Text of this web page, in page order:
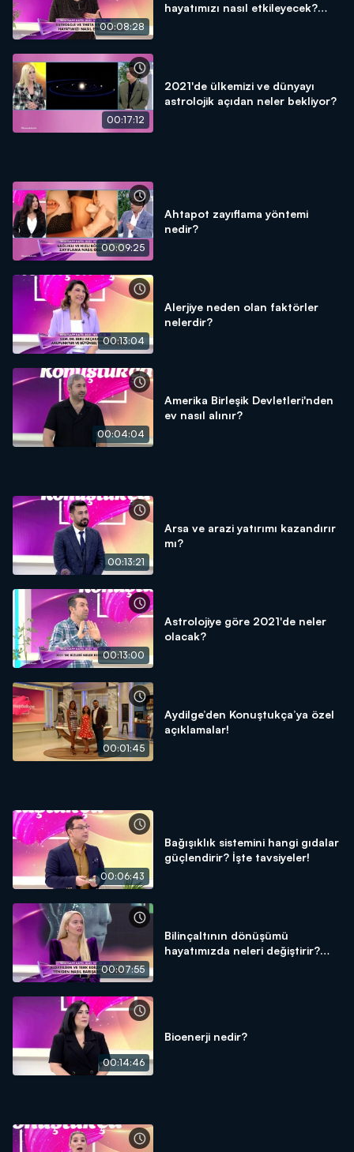
00:08:28
hayatımızı nasıl etkileyecek?
00:17:12
2021'de ülkemizi ve dünyayı
astrolojik açıdan neler bekliyor?
00:09:25
Ahtapot zayıflama yöntemi
nedir?
00:13:04
Alerjiye neden olan faktörler
nelerdir?
00:04:04
Amerika Birleşik Devletleri'nden
ev nasıl alınır?
00:13:21
Arsa ve arazi yatırımı kazandırır
mı?
00:13:00
Astrolojiye göre 2021'de neler
olacak?
00:01:45
Aydilge’den Konuştukça’ya özel
açıklamalar!
00:06:43
Bağışıklık sistemini hangi gıdalar
güçlendirir? İşte tavsiyeler!
00:07:55
Bilinçaltının dönüşümü
hayatımızda neleri değiştirir?
00:14:46
Bioenerji nedir?